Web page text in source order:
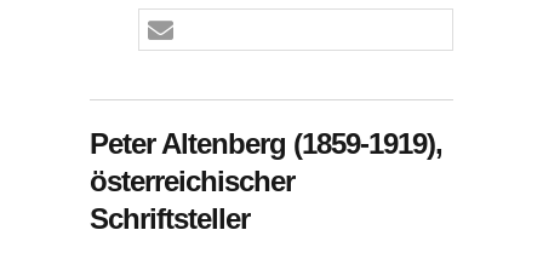
Peter Altenberg (1859-1919),
österreichischer
Schriftsteller